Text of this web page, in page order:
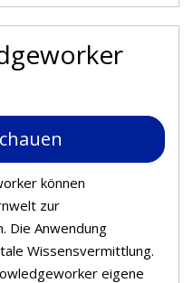
können
zur
Die Anwendung
Wissensvermittlung.
eigene